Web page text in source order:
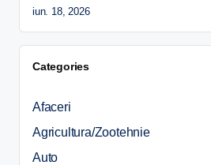
iun. 18, 2026
Categories
Afaceri
Agricultura/Zootehnie
Auto